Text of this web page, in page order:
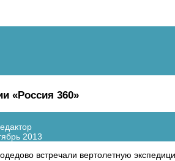
«Россия 360»
2013
встречали вертолетную